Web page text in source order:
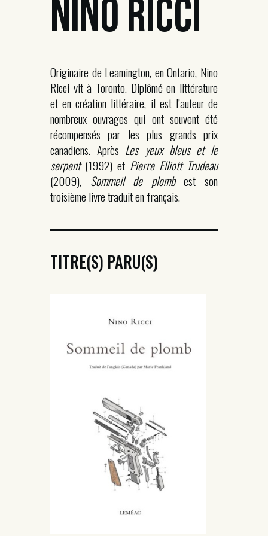
NINO RICCI
Originaire de Leamington, en Ontario, Nino
Ricci vit à Toronto. Diplômé en littérature
et en création littéraire, il est l’auteur de
nombreux ouvrages qui ont souvent été
récompensés par les plus grands prix
canadiens. Après Les yeux bleus et le
serpent(1992) et Pierre Elliott Trudeau
(2009), Sommeil de plombest son
troisième livre traduit en français.
TITRE(S) PARU(S)